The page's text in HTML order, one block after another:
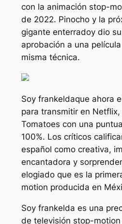
con la animación stop-
de 2022. Pinochoy la
gigante enterradoy dio
aprobación a una
misma técnica.
Soy frankeldaque ahora
para transmitir en
Tomatoes con una
100%. Los críticos
español como creativa,
encantadora y
elogiado que es la
motion producida en
Soy frankelda es una
de televisión stop-motion